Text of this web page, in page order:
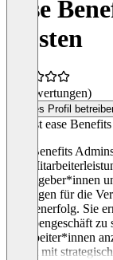
ease
Kosten
(0 Bewertungen)
Dieses Profil
Was ist ease
ease Benefits
von
Arbeitgeber*innen
Lösungen für die
Kundenerfolg. Sie
Gruppengeschäft
Mitarbeiter*innen
Arbeit mit